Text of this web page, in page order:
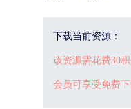
下载当前资源：
该资源需花费30
会员可享受免费